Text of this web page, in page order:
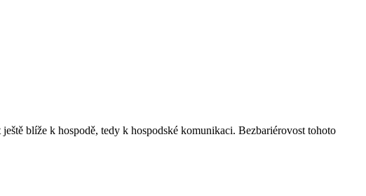
blíže k hospodě, tedy k hospodské komunikaci. Bezbariérovost tohoto